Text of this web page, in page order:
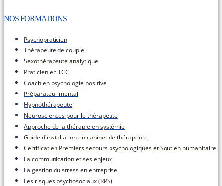
NOS FORMATIONS​
Psychopraticien
Thérapeute de couple
Sexothérapeute analytique
Praticien en TCC
Coach en psychologie positive
Préparateur mental
Hypnothérapeute
Neurosciences pour le thérapeute
Approche de la thérapie en systémie
Guide d'installation en cabinet de thérapeute
Certificat en Premiers secours psychologiques et Soutien humanitaire
La communication et ses enjeux
La gestion du stress en entreprise
Les risques psychosociaux (RPS)